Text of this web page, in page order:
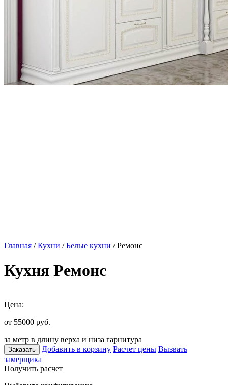
Главная /Кухни /Белые кухни / Ремонс
Кухня Ремонс
Цена:
от 55000 руб.
за метр в длину верха и низа гарнитура
Заказать Добавить в корзину Расчет цены Вызвать
замерщика
Получить расчет